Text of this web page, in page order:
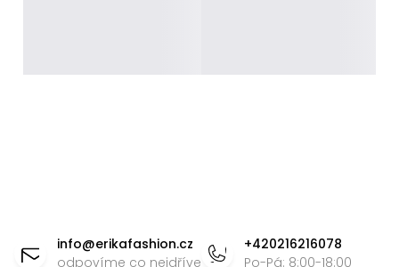
info@erikafashion.cz
odpovíme co nejdříve
+420216216078
Po-Pá: 8:00-18:00